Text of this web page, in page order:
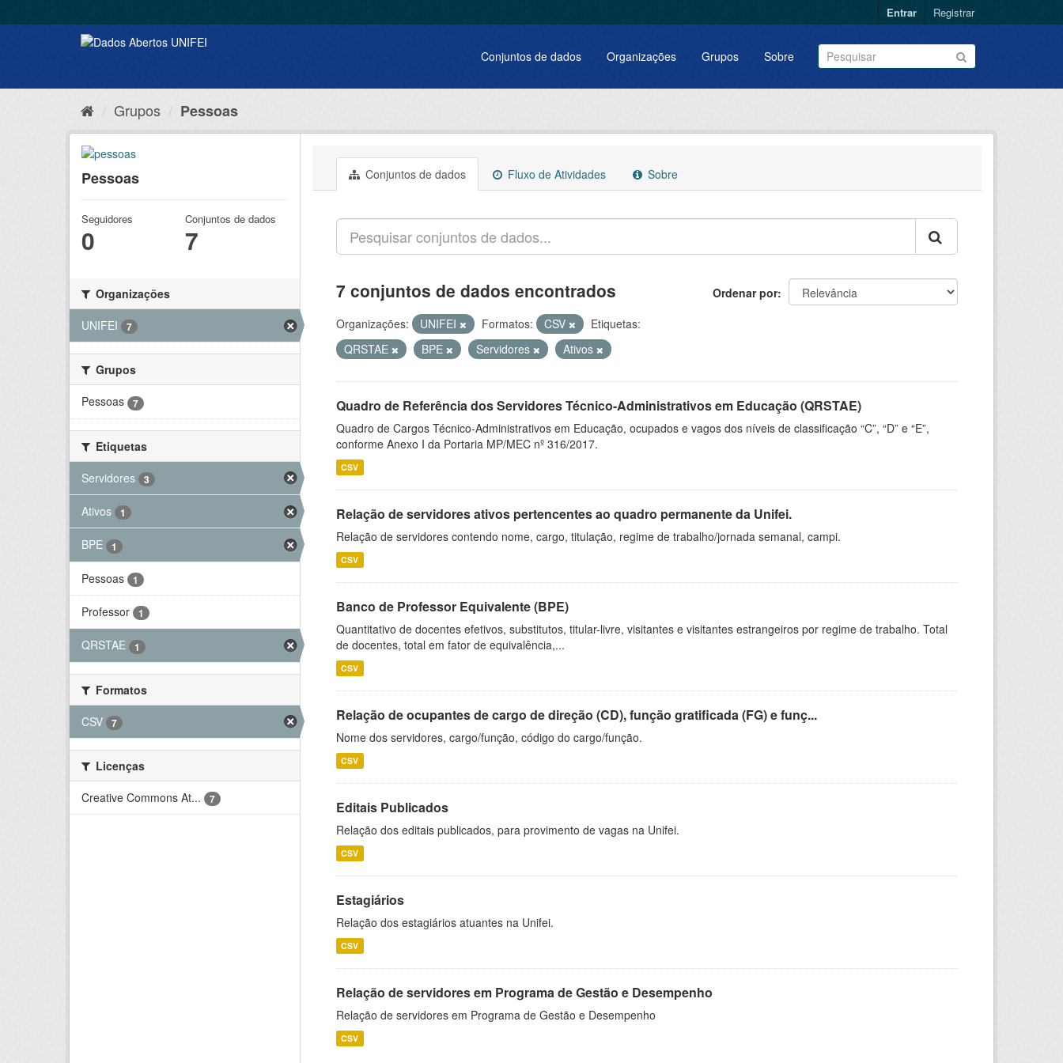
Entrar Registrar
Conjuntos de dados Organizações Grupos Sobre
Grupos Pessoas
Pessoas
Seguidores
0
Conjuntos de dados
7
Organizações
UNIFEI
7
Grupos
Pessoas
7
Etiquetas
Servidores
3
Ativos 1
BPE 1
Pessoas 1
Professor 1
QRSTAE 1
Formatos
CSV
7
Licenças
Creative Commons At...
7
Conjuntos de dados Fluxo de Atividades Sobre
Ordenar por
7 conjuntos de dados encontrados
Organizações: UNIFEI Formatos: CSV
Etiquetas:
QRSTAE
BPE Servidores Ativos
Quadro de Referência dos Servidores Técnico-Administrativos em Educação (QRSTAE)
Quadro de Cargos Técnico-Administrativos em Educação, ocupados e vagos dos níveis de classificação “C”, “D” e “E”,
conforme Anexo I da Portaria MP/MEC nº 316/2017.
CSV
Relação de servidores ativos pertencentes ao quadro permanente da Unifei.
Relação de servidores contendo nome, cargo, titulação, regime de trabalho/jornada semanal, campi.
CSV
Banco de Professor Equivalente (BPE)
Quantitativo de docentes efetivos, substitutos, titular-livre, visitantes e visitantes estrangeiros por regime de trabalho. Total
de docentes, total em fator de equivalência,...
CSV
Relação de ocupantes de cargo de direção (CD), função gratificada (FG) e funç...
Nome dos servidores, cargo/função, código do cargo/função.
CSV
Editais Publicados
Relação dos editais publicados, para provimento de vagas na Unifei.
CSV
Estagiários
Relação dos estagiários atuantes na Unifei.
CSV
Relação de servidores em Programa de Gestão e Desempenho
Relação de servidores em Programa de Gestão e Desempenho
CSV